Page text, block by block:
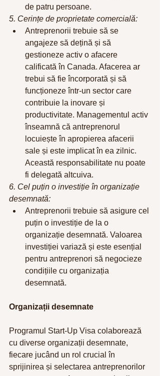
de patru persoane.
5. Cerințe de proprietate comercială:
Antreprenorii trebuie să se
angajeze să dețină și să
gestioneze activ o afacere
calificată în Canada. Afacerea ar
trebui să fie încorporată și să
funcționeze într-un sector care
contribuie la inovare și
productivitate. Managementul activ
înseamnă că antreprenorul
locuiește în apropierea afacerii
sale și este implicat în ea zilnic.
Această responsabilitate nu poate
fi delegată altcuiva.
6. Cel puțin o investiție în organizație
desemnată:
Antreprenorii trebuie să asigure cel
puțin o investiție de la o
organizație desemnată. Valoarea
investiției variază și este esențial
pentru antreprenori să negocieze
condițiile cu organizația
desemnată.
Organizații desemnate
Programul Start-Up Visa colaborează
cu diverse organizații desemnate,
fiecare jucând un rol crucial în
sprijinirea și selectarea antreprenorilor